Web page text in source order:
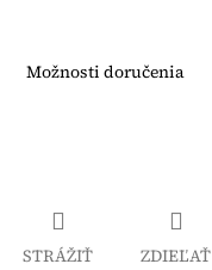
Možnosti doručenia
STRÁŽIŤ ZDIEĽAŤ